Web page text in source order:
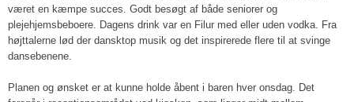
været en kæmpe succes. Godt besøgt af både seniorer og
plejehjemsbeboere. Dagens drink var en Filur med eller uden vodka. Fra
højttalerne lød der dansktop musik og det inspirerede flere til at svinge
dansebenene.
Planen og ønsket er at kunne holde åbent i baren hver onsdag. Det